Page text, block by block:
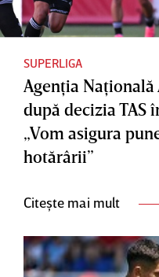
SUPERLIGA
Agenţia
după decizia TAS
„Vom asigura
hotărârii”
Citește mai mult